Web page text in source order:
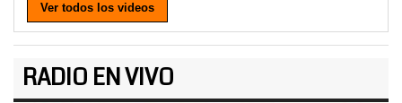
Ver todos los videos
RADIO EN VIVO